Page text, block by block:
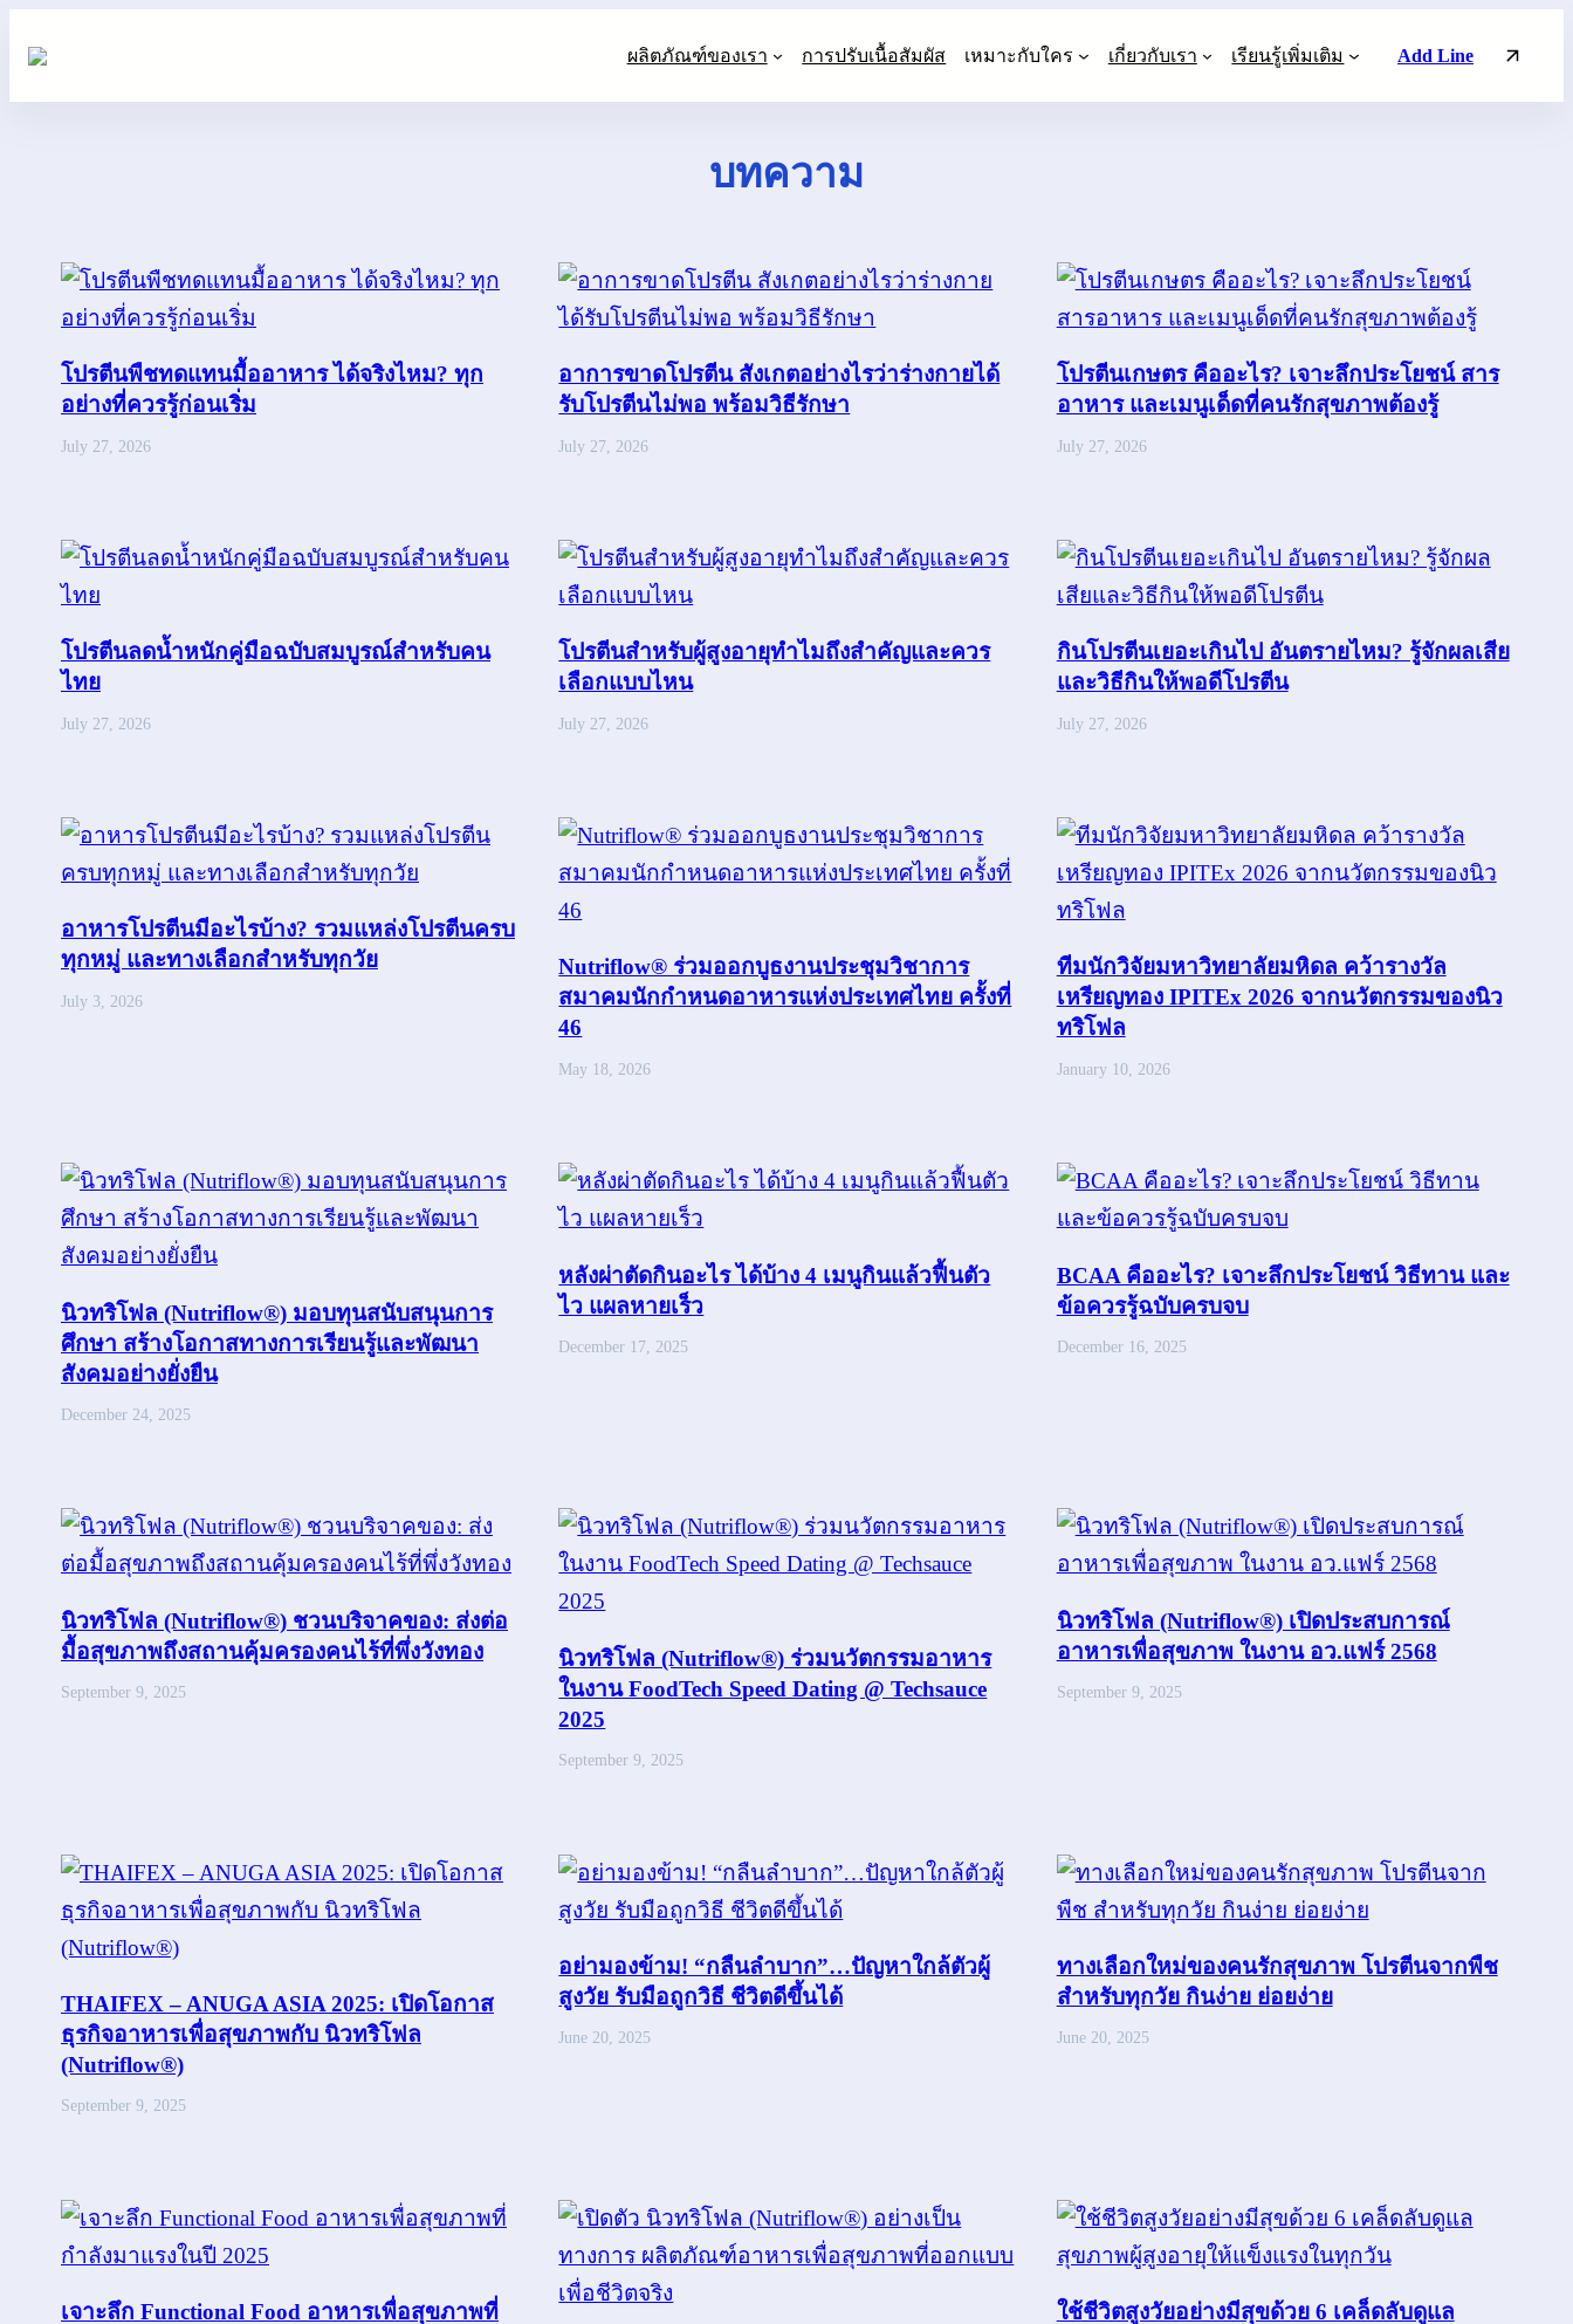
content
ผลิตภัณฑ์ของเรา การปรับเนื้อสัมผัส เหมาะกับใคร เกี่ยวกับเรา เรียนรู้เพิ่มเติม Add Line
บทความ
โปรตีนพืชทดแทนมื้ออาหาร ได้จริงไหม? ทุก
อย่างที่ควรรู้ก่อนเริ่ม
July 27, 2026
อาการขาดโปรตีน สังเกตอย่างไรว่าร่างกายได้
รับโปรตีนไม่พอ พร้อมวิธีรักษา
July 27, 2026
โปรตีนเกษตร คืออะไร? เจาะลึกประโยชน์ สาร
อาหาร และเมนูเด็ดที่คนรักสุขภาพต้องรู้
July 27, 2026
โปรตีนลดน้ำหนักคู่มือฉบับสมบูรณ์สำหรับคน
ไทย
July 27, 2026
โปรตีนสำหรับผู้สูงอายุทำไมถึงสำคัญและควร
เลือกแบบไหน
July 27, 2026
กินโปรตีนเยอะเกินไป อันตรายไหม? รู้จักผลเสีย
และวิธีกินให้พอดีโปรตีน
July 27, 2026
อาหารโปรตีนมีอะไรบ้าง? รวมแหล่งโปรตีนครบ
ทุกหมู่ และทางเลือกสำหรับทุกวัย
July 3, 2026
Nutriflow® ร่วมออกบูธงานประชุมวิชาการ
สมาคมนักกำหนดอาหารแห่งประเทศไทย ครั้งที่
46
May 18, 2026
ทีมนักวิจัยมหาวิทยาลัยมหิดล คว้ารางวัล
เหรียญทอง IPITEx 2026 จากนวัตกรรมของนิว
ทริโฟล
January 10, 2026
นิวทริโฟล (Nutriflow®) มอบทุนสนับสนุนการ
ศึกษา สร้างโอกาสทางการเรียนรู้และพัฒนา
สังคมอย่างยั่งยืน
December 24, 2025
หลังผ่าตัดกินอะไร ได้บ้าง 4 เมนูกินแล้วฟื้นตัว
ไว แผลหายเร็ว
December 17, 2025
BCAA คืออะไร? เจาะลึกประโยชน์ วิธีทาน และ
ข้อควรรู้ฉบับครบจบ
December 16, 2025
นิวทริโฟล (Nutriflow®) ชวนบริจาคของ: ส่งต่อ
มื้อสุขภาพถึงสถานคุ้มครองคนไร้ที่พึ่งวังทอง
September 9, 2025
นิวทริโฟล (Nutriflow®) ร่วมนวัตกรรมอาหาร
ในงาน FoodTech Speed Dating @ Techsauce
2025
September 9, 2025
นิวทริโฟล (Nutriflow®) เปิดประสบการณ์
อาหารเพื่อสุขภาพ ในงาน อว.แฟร์ 2568
September 9, 2025
THAIFEX – ANUGA ASIA 2025: เปิดโอกาส
ธุรกิจอาหารเพื่อสุขภาพกับ นิวทริโฟล
(Nutriflow®)
September 9, 2025
อย่ามองข้าม! “กลืนลำบาก”…ปัญหาใกล้ตัวผู้
สูงวัย รับมือถูกวิธี ชีวิตดีขึ้นได้
June 20, 2025
ทางเลือกใหม่ของคนรักสุขภาพ โปรตีนจากพืช
สำหรับทุกวัย กินง่าย ย่อยง่าย
June 20, 2025
เจาะลึก Functional Food อาหารเพื่อสุขภาพที่
ใช้ชีวิตสูงวัยอย่างมีสุขด้วย 6 เคล็ดลับดูแล